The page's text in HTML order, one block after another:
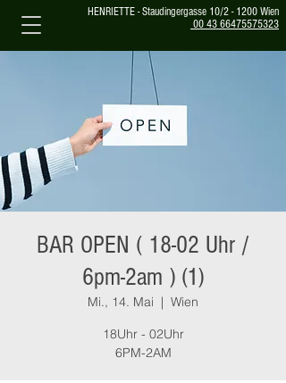
HENRIETTE - Staudingergasse 10/2 - 1200 Wien
00 43 66475575323
BAR OPEN ( 18-02 Uhr /
6pm-2am ) (1)
Mi., 14. Mai
  |
Wien
18Uhr - 02Uhr
6PM-2AM